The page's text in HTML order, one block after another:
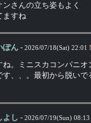
さんの立ち姿もよく
ますね
ぽん - 2026/07/18(Sat) 22:01
。ミニスカコンパニ
、、。最初から脱い
よし - 2026/07/19(Sun) 08:13